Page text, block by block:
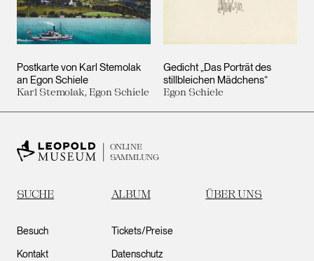
Postkarte von Karl Stemolak
an Egon Schiele
Karl Stemolak, Egon Schiele
Gedicht „Das Porträt des
stillbleichen Mädchens“
Egon Schiele
ONLINE
SAMMLUNG
SUCHE ALBUM ÜBER UNS
Besuch
Kontakt
Tickets/Preise
Datenschutz